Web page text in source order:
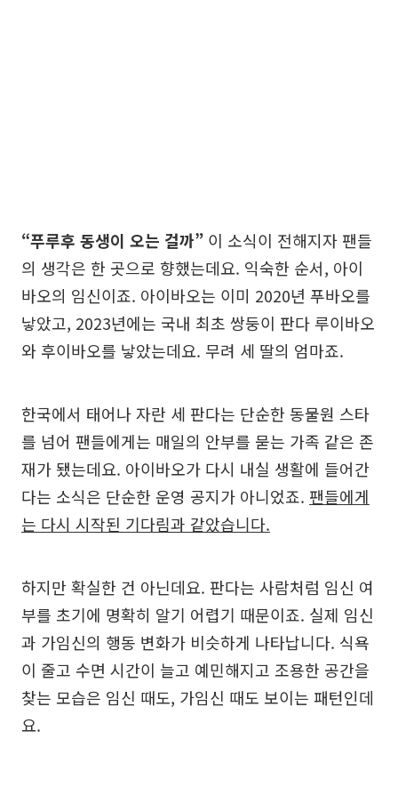
“푸루후 동생이 오는 걸까” 이 소식이 전해지자 팬들
의 생각은 한 곳으로 향했는데요. 익숙한 순서, 아이
바오의 임신이죠. 아이바오는 이미 2020년 푸바오를
낳았고, 2023년에는 국내 최초 쌍둥이 판다 루이바오
와 후이바오를 낳았는데요. 무려 세 딸의 엄마죠.
한국에서 태어나 자란 세 판다는 단순한 동물원 스타
를 넘어 팬들에게는 매일의 안부를 묻는 가족 같은 존
재가 됐는데요. 아이바오가 다시 내실 생활에 들어간
다는 소식은 단순한 운영 공지가 아니었죠. 팬들에게
는 다시 시작된 기다림과 같았습니다.
하지만 확실한 건 아닌데요. 판다는 사람처럼 임신 여
부를 초기에 명확히 알기 어렵기 때문이죠. 실제 임신
과 가임신의 행동 변화가 비슷하게 나타납니다. 식욕
이 줄고 수면 시간이 늘고 예민해지고 조용한 공간을
찾는 모습은 임신 때도, 가임신 때도 보이는 패턴인데
요.